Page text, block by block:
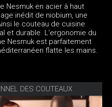
Nesmuk en acier à haut
inédit de niobium, une
le couteau de cuisine
et durable. L’ergonomie du
Nesmuk est parfaitement
flatte les mains.
DES COUTEAUX